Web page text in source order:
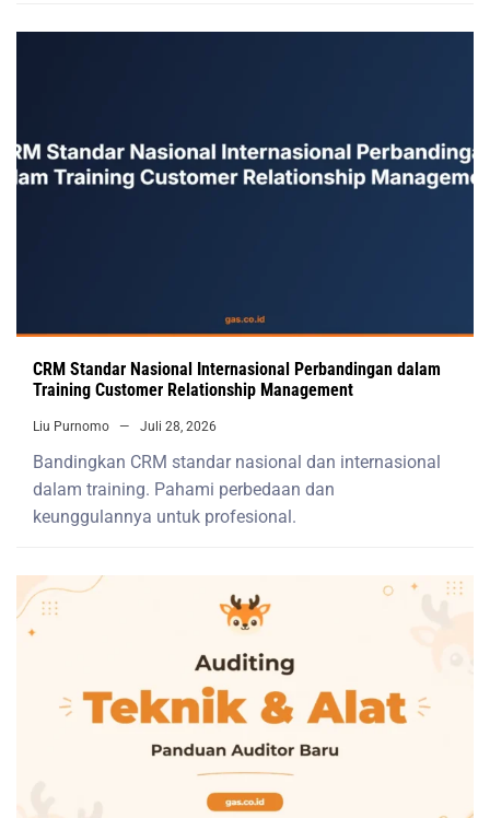
CRM Standar Nasional Internasional Perbandingan dalam
Training Customer Relationship Management
Liu Purnomo Juli 28, 2026
Bandingkan CRM standar nasional dan internasional
dalam training. Pahami perbedaan dan
keunggulannya untuk profesional.